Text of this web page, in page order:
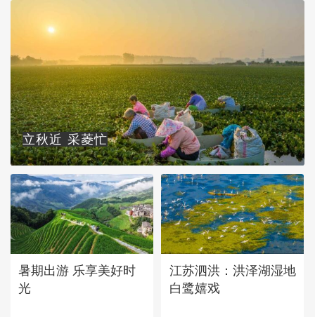
立秋近 采菱忙
暑期出游 乐享美好时
光
江苏泗洪：洪泽湖湿地
白鹭嬉戏